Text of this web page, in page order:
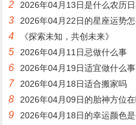
2 2026年04月13日是什么农历
3 2026年04月22日的星座运势
4 《探索未知，共创未来》
5 2026年04月11日忌做什么事
6 2026年04月19日适宜做什么事
7 2026年04月18日适合搬家吗
8 2026年04月09日的胎神方位
9 2026年04月18日的幸运颜色